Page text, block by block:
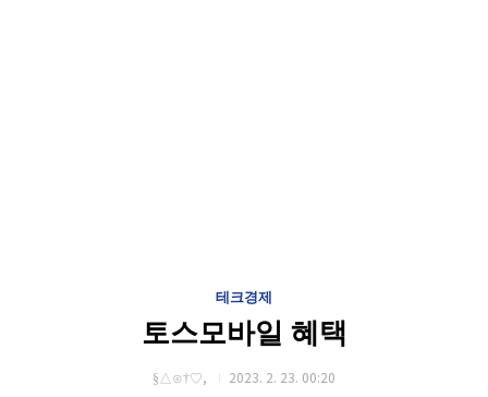
테크경제
토스모바일 혜택
§△⊙†♡, 2023. 2. 23. 00:20